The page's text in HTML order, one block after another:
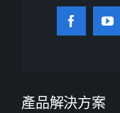
產品解決方案